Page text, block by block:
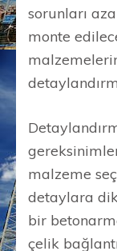
sorunları
monte
malzeme
detaylara
bir
çelik